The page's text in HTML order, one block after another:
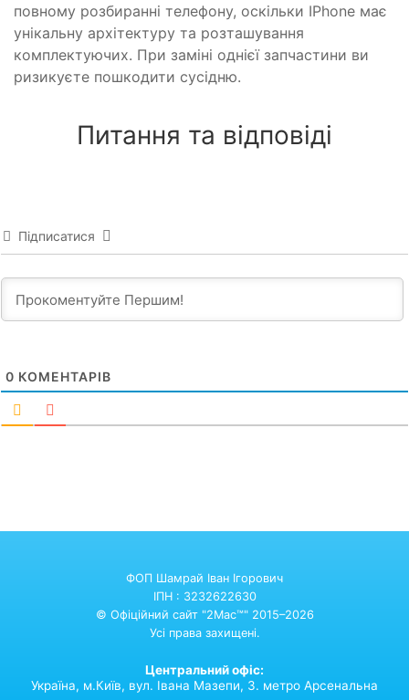
повному розбиранні телефону, оскільки IPhone має
унікальну архітектуру та розташування
комплектуючих. При заміні однієї запчастини ви
ризикуєте пошкодити сусідню.
Питання та відповіді
Підписатися
0 КОМЕНТАРІВ
ФОП Шамрай Іван Ігорович
ІПН : 3232622630
© Офіційний сайт "2Mac™" 2015–2026
Усі права захищені.
Центральний офіс:
Україна, м.Київ, вул. Івана Мазепи, 3. метро Арсенальна